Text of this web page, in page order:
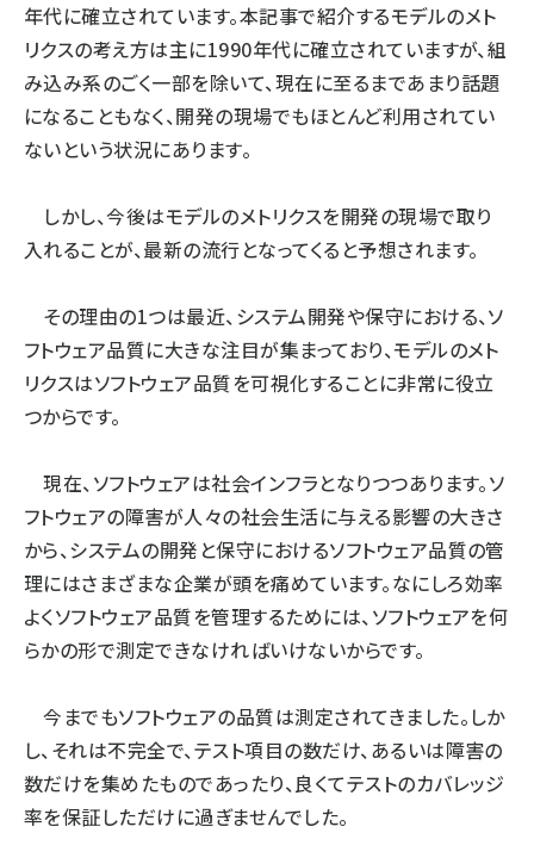
年代に確立されています。本記事で紹介するモデルのメト
リクスの考え方は主に1990年代に確立されていますが、組
み込み系のごく一部を除いて、現在に至るまであまり話題
になることもなく、開発の現場でもほとんど利用されてい
ないという状況にあります。
しかし、今後はモデルのメトリクスを開発の現場で取り
入れることが、最新の流行となってくると予想されます。
その理由の1つは最近、システム開発や保守における、ソ
フトウェア品質に大きな注目が集まっており、モデルのメト
リクスはソフトウェア品質を可視化することに非常に役立
つからです。
現在、ソフトウェアは社会インフラとなりつつあります。ソ
フトウェアの障害が人々の社会生活に与える影響の大きさ
から、システムの開発と保守におけるソフトウェア品質の管
理にはさまざまな企業が頭を痛めています。なにしろ効率
よくソフトウェア品質を管理するためには、ソフトウェアを何
らかの形で測定できなければいけないからです。
今までもソフトウェアの品質は測定されてきました。しか
し、それは不完全で、テスト項目の数だけ、あるいは障害の
数だけを集めたものであったり、良くてテストのカバレッジ
率を保証しただけに過ぎませんでした。